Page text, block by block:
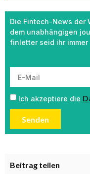
Die Fintech-News der
dem unabhängigen
finletter seid ihr
Ich akzeptiere die
Senden
Beitrag teilen